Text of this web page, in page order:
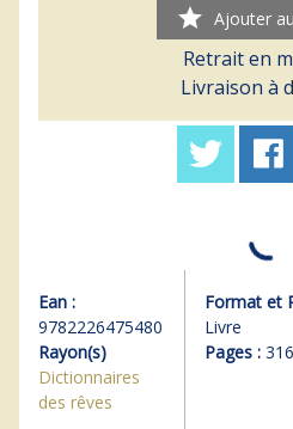
star Ajouter
Retrait en
Livraison à
Ean :
9782226475480
Rayon(s)
Dictionnaires
des rêves
Format et
Livre
Pages :316